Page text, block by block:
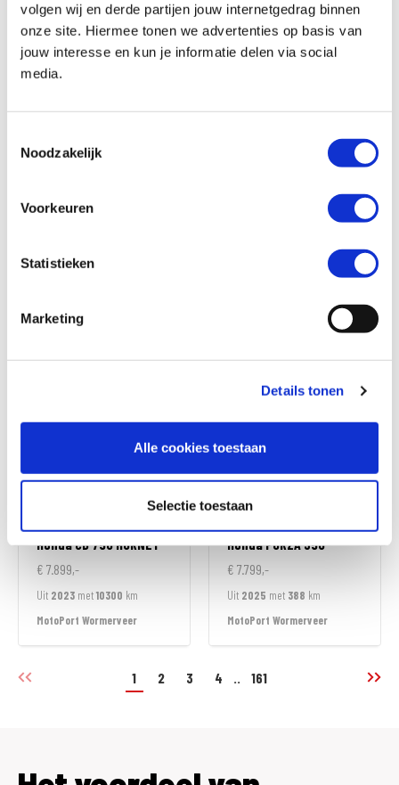
volgen wij en derde partijen jouw internetgedrag binnen
onze site. Hiermee tonen we advertenties op basis van
jouw interesse en kun je informatie delen via social
media.
Noodzakelijk
Voorkeuren
Statistieken
Marketing
Details tonen
Alle cookies toestaan
Selectie toestaan
BMW
K 1600 GT
€ 17.990,-
Uit2021
Ducati HYPERMOTARD V2 SP
€ 23.390,-
MotoPort Wormerveer
MotoPort Wormerveer
HondaCB 750 HORNET
€ 7.899,-
Uit 2023 met10300 km
MotoPort Wormerveer
HondaFORZA 350
€ 7.799,-
Uit 2025 met 388 km
MotoPort Wormerveer
1 2 3 4 .. 161